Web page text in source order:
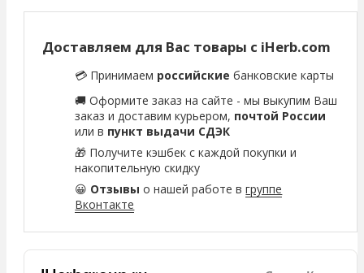
Доставляем для Вас товары с iHerb.com
💳 Принимаем российские банковские карты
🚚 Оформите заказ на сайте - мы выкупим Ваш
заказ и доставим курьером, почтой России
или в пункт выдачи СДЭК
🎁 Получите кэшбек с каждой покупки и
накопительную скидку
😀 Отзывы о нашей работе вгруппе
Вконтакте